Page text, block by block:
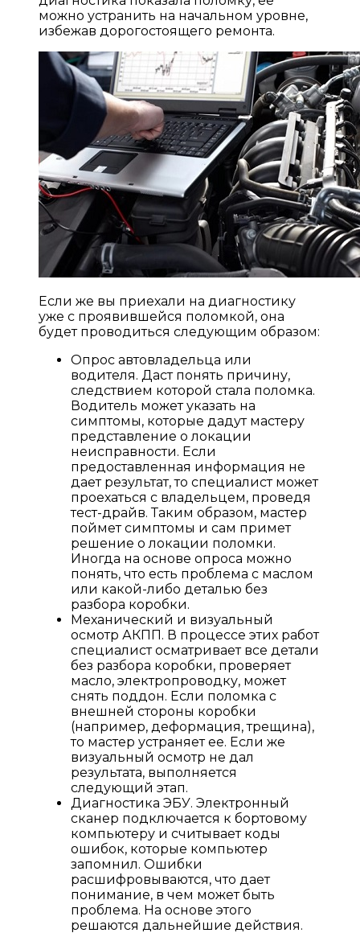
можно устранить на начальном уровне,
избежав дорогостоящего ремонта.
Если же вы приехали на диагностику
уже с проявившейся поломкой, она
будет проводиться следующим образом:
Опрос автовладельца или
водителя. Даст понять причину,
следствием которой стала поломка.
Водитель может указать на
симптомы, которые дадут мастеру
представление о локации
неисправности. Если
предоставленная информация не
дает результат, то специалист может
проехаться с владельцем, проведя
тест-драйв. Таким образом, мастер
поймет симптомы и сам примет
решение о локации поломки.
Иногда на основе опроса можно
понять, что есть проблема с маслом
или какой-либо деталью без
разбора коробки.
Механический и визуальный
осмотр АКПП. В процессе этих работ
специалист осматривает все детали
без разбора коробки, проверяет
масло, электропроводку, может
снять поддон. Если поломка с
внешней стороны коробки
(например, деформация, трещина),
то мастер устраняет ее. Если же
визуальный осмотр не дал
результата, выполняется
следующий этап.
Диагностика ЭБУ. Электронный
сканер подключается к бортовому
компьютеру и считывает коды
ошибок, которые компьютер
запомнил. Ошибки
расшифровываются, что дает
понимание, в чем может быть
проблема. На основе этого
решаются дальнейшие действия.